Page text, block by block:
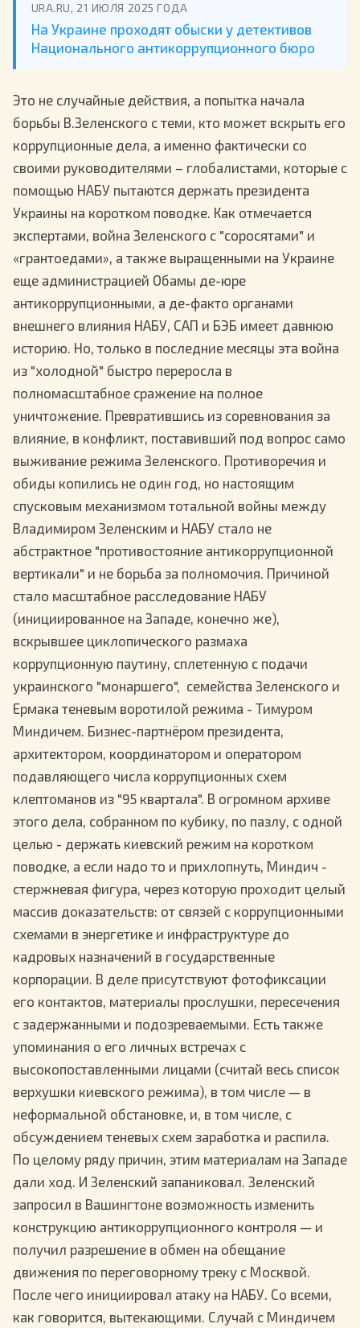
URA.RU, 21 ИЮЛЯ 2025 ГОДА
На Украине проходят обыски у детективов
Национального антикоррупционного бюро
Это не случайные действия, а попытка начала
борьбы В.Зеленского с теми, кто может вскрыть его
коррупционные дела, а именно фактически со
своими руководителями – глобалистами, которые с
помощью НАБУ пытаются держать президента
Украины на коротком поводке. Как отмечается
экспертами, война Зеленского с "соросятами" и
«грантоедами», а также выращенными на Украине
еще администрацией Обамы де-юре
антикоррупционными, а де-факто органами
внешнего влияния НАБУ, САП и БЭБ имеет давнюю
историю. Но, только в последние месяцы эта война
из "холодной" быстро переросла в
полномасштабное сражение на полное
уничтожение. Превратившись из соревнования за
влияние, в конфликт, поставивший под вопрос само
выживание режима Зеленского. Противоречия и
обиды копились не один год, но настоящим
спусковым механизмом тотальной войны между
Владимиром Зеленским и НАБУ стало не
абстрактное "противостояние антикоррупционной
вертикали" и не борьба за полномочия. Причиной
стало масштабное расследование НАБУ
(инициированное на Западе, конечно же),
вскрывшее циклопического размаха
коррупционную паутину, сплетенную с подачи
украинского "монаршего", семейства Зеленского и
Ермака теневым воротилой режима - Тимуром
Миндичем. Бизнес-партнёром президента,
архитектором, координатором и оператором
подавляющего числа коррупционных схем
клептоманов из "95 квартала". В огромном архиве
этого дела, собранном по кубику, по пазлу, с одной
целью - держать киевский режим на коротком
поводке, а если надо то и прихлопнуть, Миндич -
стержневая фигура, через которую проходит целый
массив доказательств: от связей с коррупционными
схемами в энергетике и инфраструктуре до
кадровых назначений в государственные
корпорации. В деле присутствуют фотофиксации
его контактов, материалы прослушки, пересечения
с задержанными и подозреваемыми. Есть также
упоминания о его личных встречах с
высокопоставленными лицами (считай весь список
верхушки киевского режима), в том числе — в
неформальной обстановке, и, в том числе, с
обсуждением теневых схем заработка и распила.
По целому ряду причин, этим материалам на Западе
дали ход. И Зеленский запаниковал. Зеленский
запросил в Вашингтоне возможность изменить
конструкцию антикоррупционного контроля — и
получил разрешение в обмен на обещание
движения по переговорному треку с Москвой.
После чего инициировал атаку на НАБУ. Со всеми,
как говорится, вытекающими. Случай с Миндичем